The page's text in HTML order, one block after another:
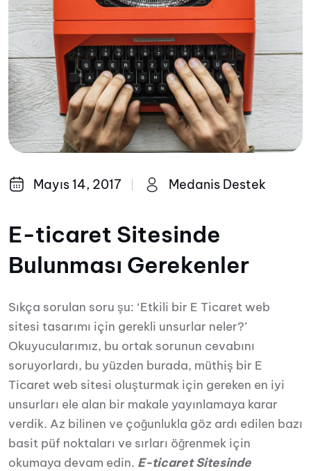
Mayıs 14, 2017 Medanis Destek
E-ticaret Sitesinde
Bulunması Gerekenler
Sıkça sorulan soru şu: ‘Etkili bir E Ticaret web
sitesi tasarımı için gerekli unsurlar neler?’
Okuyucularımız, bu ortak sorunun cevabını
soruyorlardı, bu yüzden burada, müthiş bir E
Ticaret web sitesi oluşturmak için gereken en iyi
unsurları ele alan bir makale yayınlamaya karar
verdik. Az bilinen ve çoğunlukla göz ardı edilen bazı
basit püf noktaları ve sırları öğrenmek için
okumaya devam edin. E-ticaret Sitesinde